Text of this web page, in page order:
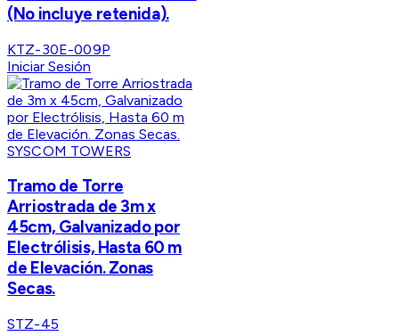
(No incluye retenida).
KTZ-30E-009P
Iniciar Sesión
SYSCOM TOWERS
Tramo de Torre
Arriostrada de 3m x
45cm, Galvanizado por
Electrólisis, Hasta 60 m
de Elevación. Zonas
Secas.
STZ-45